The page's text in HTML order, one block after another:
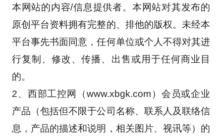
本网站的内容/信息提供者。本网站对其发布的
原创平台资料拥有完整的、排他的版权。未经本
平台事先书面同意，任何单位或个人不得对其进
行复制、修改、传播、出售或用于任何商业目
的。
2、西部工控网（www.xbgk.com）会员或企业
产品（包括但不限于公司名称、联系人及联络信
息，产品的描述和说明，相关图片、视讯等）的